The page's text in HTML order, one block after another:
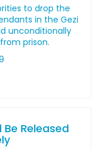
to drop the
in the Gezi
unconditionally
prison.
Released